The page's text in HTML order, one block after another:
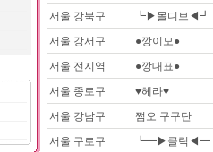
서울 강북구
┗▶몰디브◀┛
서울 강서구
●깡이모●
서울 전지역
●깡대표●
서울 종로구
♥헤라♥
서울 강남구
쩜오 구구단
서울 구로구
┗━▶클릭◀━